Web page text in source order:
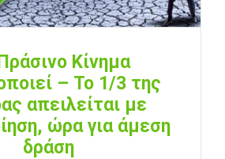
Κίνημα
– Το 1/3 της
απειλείται με
ώρα για άμεση
δράση